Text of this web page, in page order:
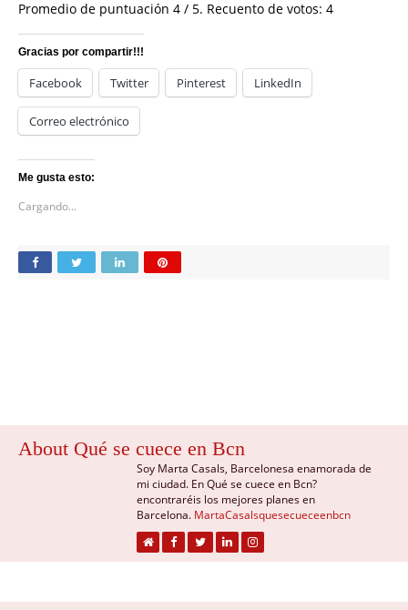
Promedio de puntuación 4 / 5. Recuento de votos: 4
Gracias por compartir!!!
Facebook Twitter Pinterest LinkedIn
Correo electrónico
Me gusta esto:
Cargando...
About Qué se cuece en Bcn
Soy Marta Casals, Barcelonesa enamorada de
mi ciudad. En Qué se cuece en Bcn?
encontraréis los mejores planes en
Barcelona. MartaCasalsquesecueceenbcn